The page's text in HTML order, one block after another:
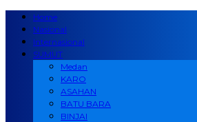
Home
Nasional
Internasional
SUMUT
Medan
KARO
ASAHAN
BATU BARA
BINJAI